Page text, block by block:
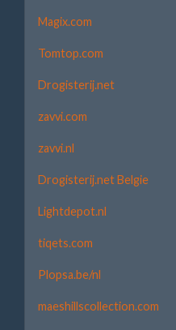
Magix.com
Tomtop.com
Drogisterij.net
zavvi.com
zavvi.nl
Drogisterij.net Belgie
Lightdepot.nl
tiqets.com
Plopsa.be/nl
maeshillscollection.com